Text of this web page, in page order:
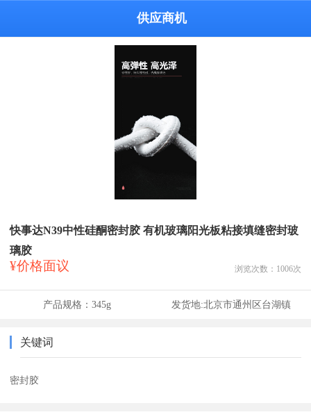
供应商机
快事达N39中性硅酮密封胶 有机玻璃阳光板粘接填缝密封玻
璃胶
¥价格面议 浏览次数： 1006次
产品规格： 345g 发货地:北京市通州区台湖镇
关键词
密封胶